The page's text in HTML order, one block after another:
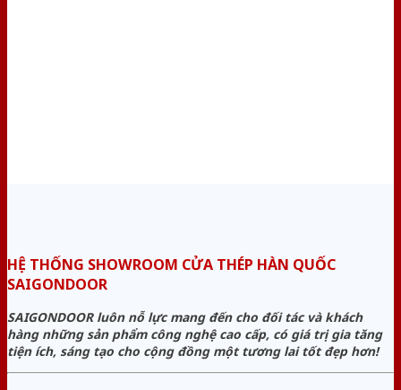
HỆ THỐNG SHOWROOM CỬA THÉP HÀN QUỐC
SAIGONDOOR
SAIGONDOOR luôn nỗ lực mang đến cho đối tác và khách
hàng những sản phẩm công nghệ cao cấp, có giá trị gia tăng
tiện ích, sáng tạo cho cộng đồng một tương lai tốt đẹp hơn!